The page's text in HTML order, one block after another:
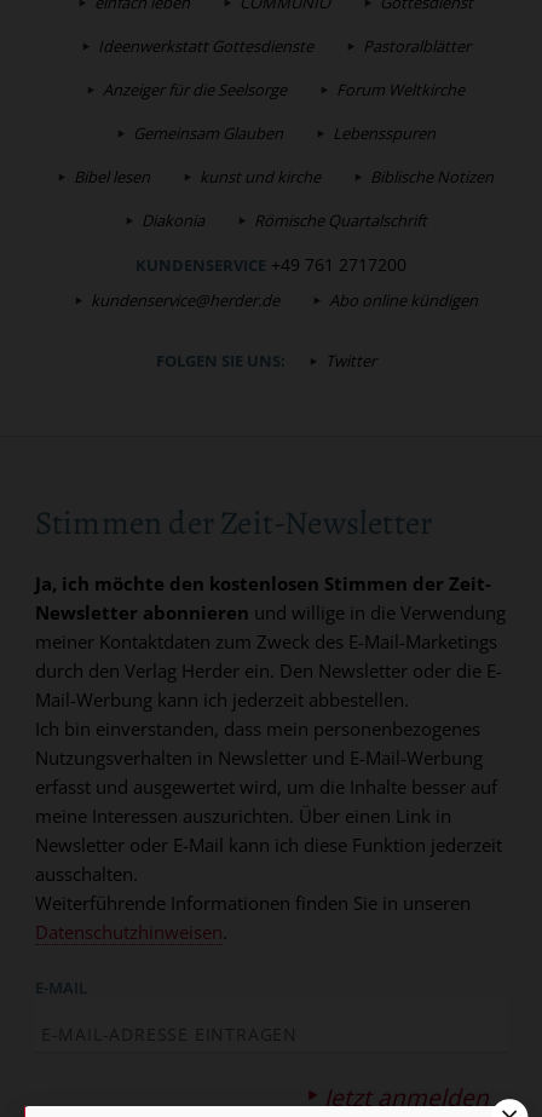
Ideenwerkstatt Gottesdienste
Pastoralblätter
Anzeiger für die Seelsorge
Forum Weltkirche
Gemeinsam Glauben
Lebensspuren
Bibel lesen
kunst und kirche
Biblische Notizen
Diakonia
Römische Quartalschrift
KUNDENSERVICE +49 761 2717200
kundenservice@herder.de Abo online kündigen
FOLGEN SIE UNS: Twitter
Stimmen der Zeit-Newsletter
Ja, ich möchte den kostenlosen Stimmen der Zeit-
Newsletter abonnieren und willige in die Verwendung
meiner Kontaktdaten zum Zweck des E-Mail-Marketings
durch den Verlag Herder ein. Den Newsletter oder die E-
Mail-Werbung kann ich jederzeit abbestellen.
Ich bin einverstanden, dass mein personenbezogenes
Nutzungsverhalten in Newsletter und E-Mail-Werbung
erfasst und ausgewertet wird, um die Inhalte besser auf
meine Interessen auszurichten. Über einen Link in
Newsletter oder E-Mail kann ich diese Funktion jederzeit
ausschalten.
Weiterführende Informationen finden Sie in unseren
Datenschutzhinweisen.
E-MAIL
Jetzt anmelden